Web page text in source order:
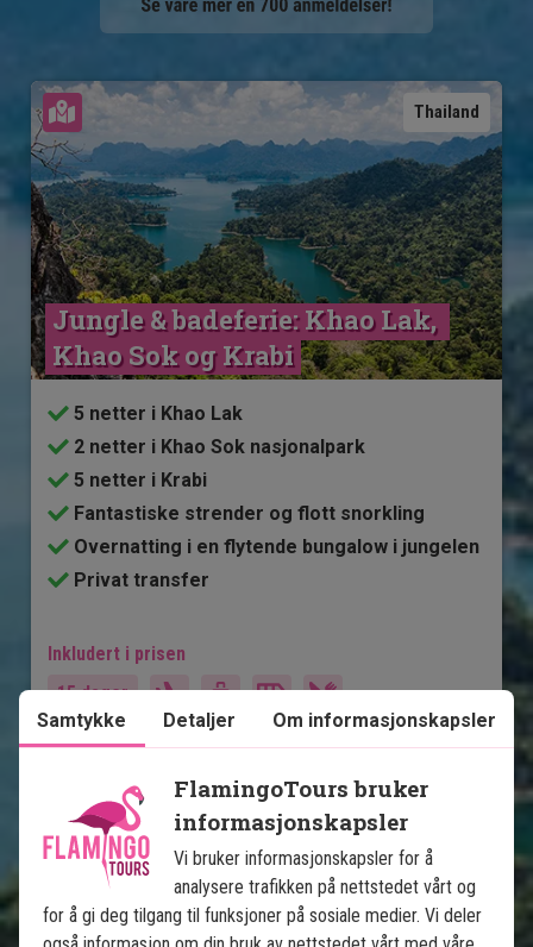
Thailand
Se kart
Jungle & badeferie: Khao Lak,
Khao Sok og Krabi
5 netter i Khao Lak
2 netter i Khao Sok nasjonalpark
5 netter i Krabi
Fantastiske strender og flott snorkling
Overnatting i en flytende bungalow i jungelen
Privat transfer
Inkludert i prisen
15 dager
Pris pr.
20.495kr. Les mer
Thailand
Se kart
Samtykke Detaljer Om informasjonskapsler
FlamingoTours bruker
informasjonskapsler
Vi bruker informasjonskapsler for å
analysere trafikken på nettstedet vårt og
for å gi deg tilgang til funksjoner på sosiale medier. Vi deler